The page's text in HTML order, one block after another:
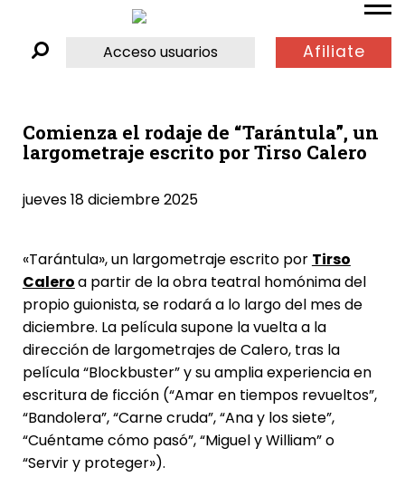
Acceso usuarios Afiliate
Comienza el rodaje de “Tarántula”, un
largometraje escrito por Tirso Calero
jueves 18 diciembre 2025
«Tarántula», un largometraje escrito por Tirso
Caleroa partir de la obra teatral homónima del
propio guionista, se rodará a lo largo del mes de
diciembre. La película supone la vuelta a la
dirección de largometrajes de Calero, tras la
película “Blockbuster” y su amplia experiencia en
escritura de ficción (“Amar en tiempos revueltos”,
“Bandolera”, “Carne cruda”, “Ana y los siete”,
“Cuéntame cómo pasó”, “Miguel y William” o
“Servir y proteger»).